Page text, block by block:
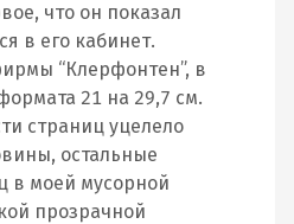
что он показал
в его кабинет.
“Клерфонтен”, в
21 на 29,7 см.
страниц уцелело
остальные
в моей мусорной
прозрачной